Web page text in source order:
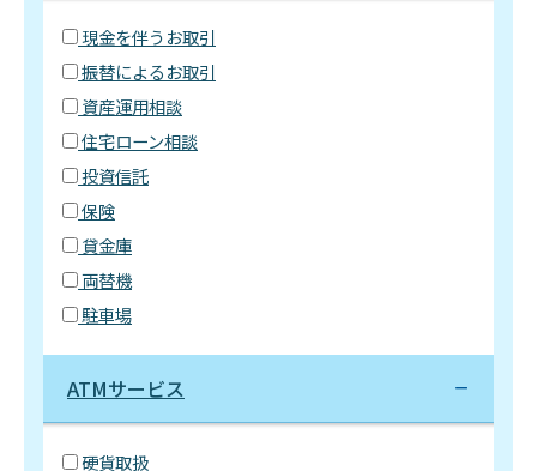
現金を伴うお取引
振替によるお取引
資産運用相談
住宅ローン相談
投資信託
保険
貸金庫
両替機
駐車場
ATMサービス
硬貨取扱